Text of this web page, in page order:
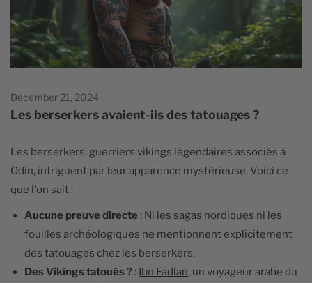
December 21, 2024
Les berserkers avaient-ils des tatouages ?
Les berserkers, guerriers vikings légendaires associés à
Odin, intriguent par leur apparence mystérieuse. Voici ce
que l'on sait :
Aucune preuve directe : Ni les sagas nordiques ni les
fouilles archéologiques ne mentionnent explicitement
des tatouages chez les berserkers.
Des Vikings tatoués ? : Ibn Fadlan, un voyageur arabe du